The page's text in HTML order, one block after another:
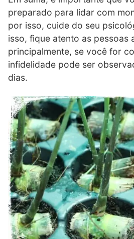
preparado para lidar com
por isso, cuide do seu
isso, fique atento as pessoas
principalmente, se você for
infidelidade pode ser
dias.